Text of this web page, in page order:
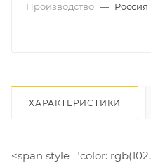
Производство — Россия
ХАРАКТЕРИСТИКИ
<span style="color: